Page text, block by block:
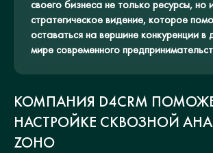
своего бизнеса не только ресурсы, но
стратегическое видение, которое
оставаться на вершине конкуренции в
мире современного
КОМПАНИЯ D4CRM
НАСТРОЙКЕ СКВОЗНОЙ
ZOHO